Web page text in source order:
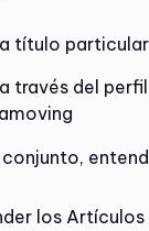
título particular
través del
los